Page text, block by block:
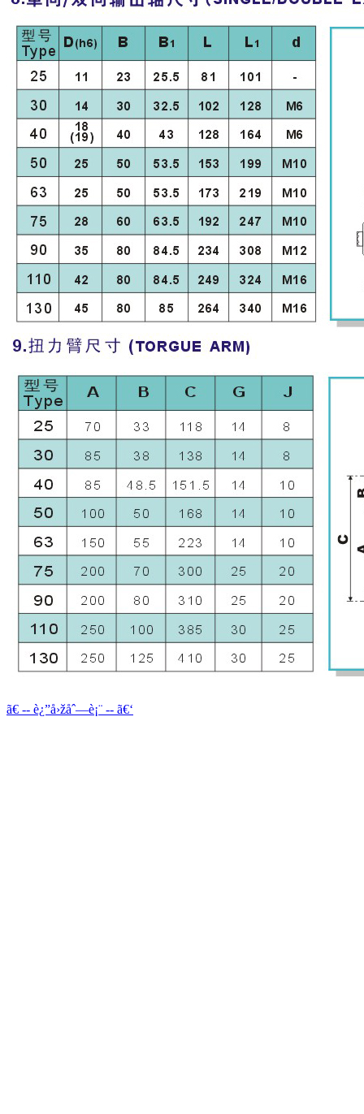
ã€ -- è¿”å›žåˆ—è¡¨ -- ã€‘